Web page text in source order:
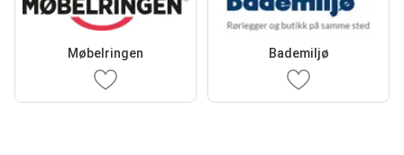
Møbelringen Bademiljø